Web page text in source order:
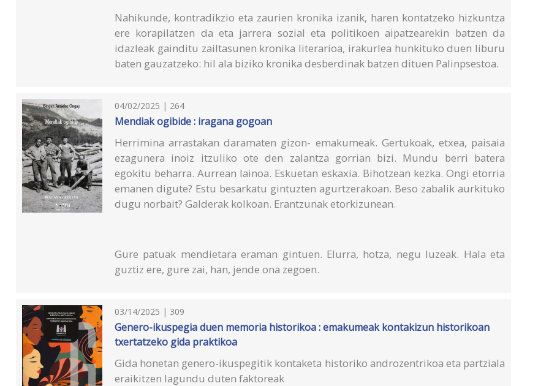
Nahikunde, kontradikzio eta zaurien kronika izanik, haren kontatzeko hizkuntza
ere korapilatzen da eta jarrera sozial eta politikoen aipatzearekin batzen da
idazleak gainditu zailtasunen kronika literarioa, irakurlea hunkituko duen liburu
baten gauzatzeko: hil ala biziko kronika desberdinak batzen dituen Palinpsestoa.
04/02/2025 | 264
Mendiak ogibide : iragana gogoan
Herrimina arrastakan daramaten gizon- emakumeak. Gertukoak, etxea, paisaia
ezagunera inoiz itzuliko ote den zalantza gorrian bizi. Mundu berri batera
egokitu beharra. Aurrean lainoa. Eskuetan eskaxia. Bihotzean kezka. Ongi etorria
emanen digute? Estu besarkatu gintuzten agurtzerakoan. Beso zabalik aurkituko
dugu norbait? Galderak kolkoan. Erantzunak etorkizunean.
Gure patuak mendietara eraman gintuen. Elurra, hotza, negu luzeak. Hala eta
guztiz ere, gure zai, han, jende ona zegoen.
03/14/2025 | 309
Genero-ikuspegia duen memoria historikoa : emakumeak kontakizun historikoan
txertatzeko gida praktikoa
Gida honetan genero-ikuspegitik kontaketa historiko androzentrikoa eta partziala
eraikitzen lagundu duten faktoreak